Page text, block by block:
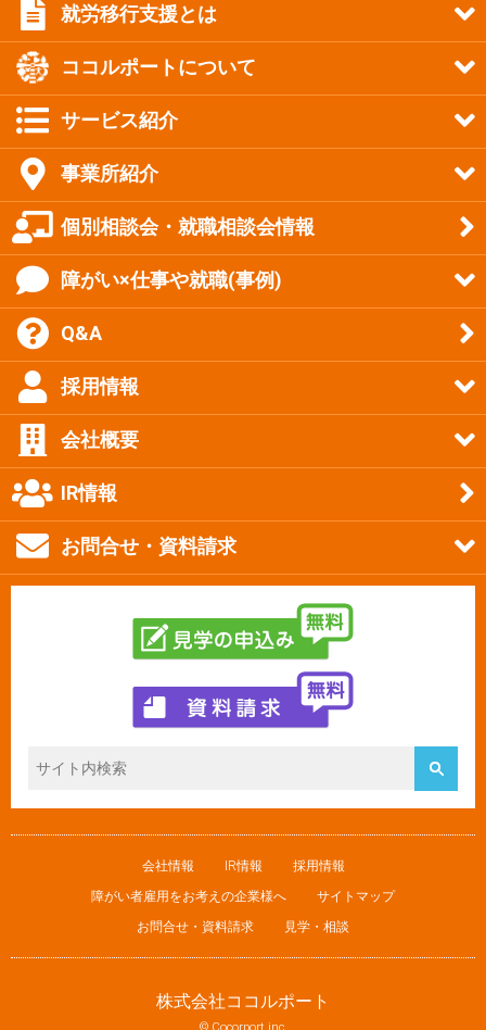
就労移行支援とは
ココルポートについて
サービス紹介
事業所紹介
個別相談会・就職相談会情報
障がい×仕事や就職(事例)
Q&A
採用情報
会社概要
IR情報
お問合せ・資料請求
会社情報 IR情報
採用情報
障がい者雇用をお考えの企業様へ
サイトマップ
お問合せ・資料請求
見学・相談
株式会社ココルポート
© Cocorport inc.